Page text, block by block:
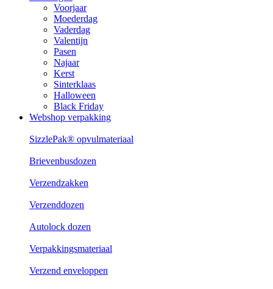
Voorjaar
Moederdag
Vaderdag
Valentijn
Pasen
Najaar
Kerst
Sinterklaas
Halloween
Black Friday
Webshop verpakking
SizzlePak® opvulmateriaal
Brievenbusdozen
Verzendzakken
Verzenddozen
Autolock dozen
Verpakkingsmateriaal
Verzend enveloppen